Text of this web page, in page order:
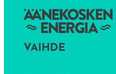
VAIHDE